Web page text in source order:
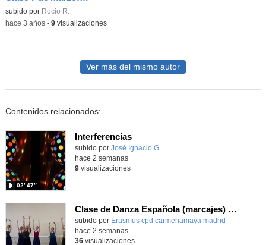
Contenido educativo.
subido por Rocio R.
-hace 3 años- 9visualizaciones
Ver más del mismo autor
Contenidos relacionados:
Interferencias
Contenido educativo.
subido por José Ignacio G.
02′ 47″
hace 2 semanas
9visualizaciones
Clase de Danza Española (marcajes) en intercambio Erasmus+
Contenido educativo.
subido por Erasmus cpd carmenamaya madrid
hace 2 semanas
36visualizaciones